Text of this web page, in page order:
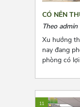
CÓ NÊN
PHÒNG
Theo admin
Xu hướng
nay đang
phòng có
Cùng
dưới đây
11